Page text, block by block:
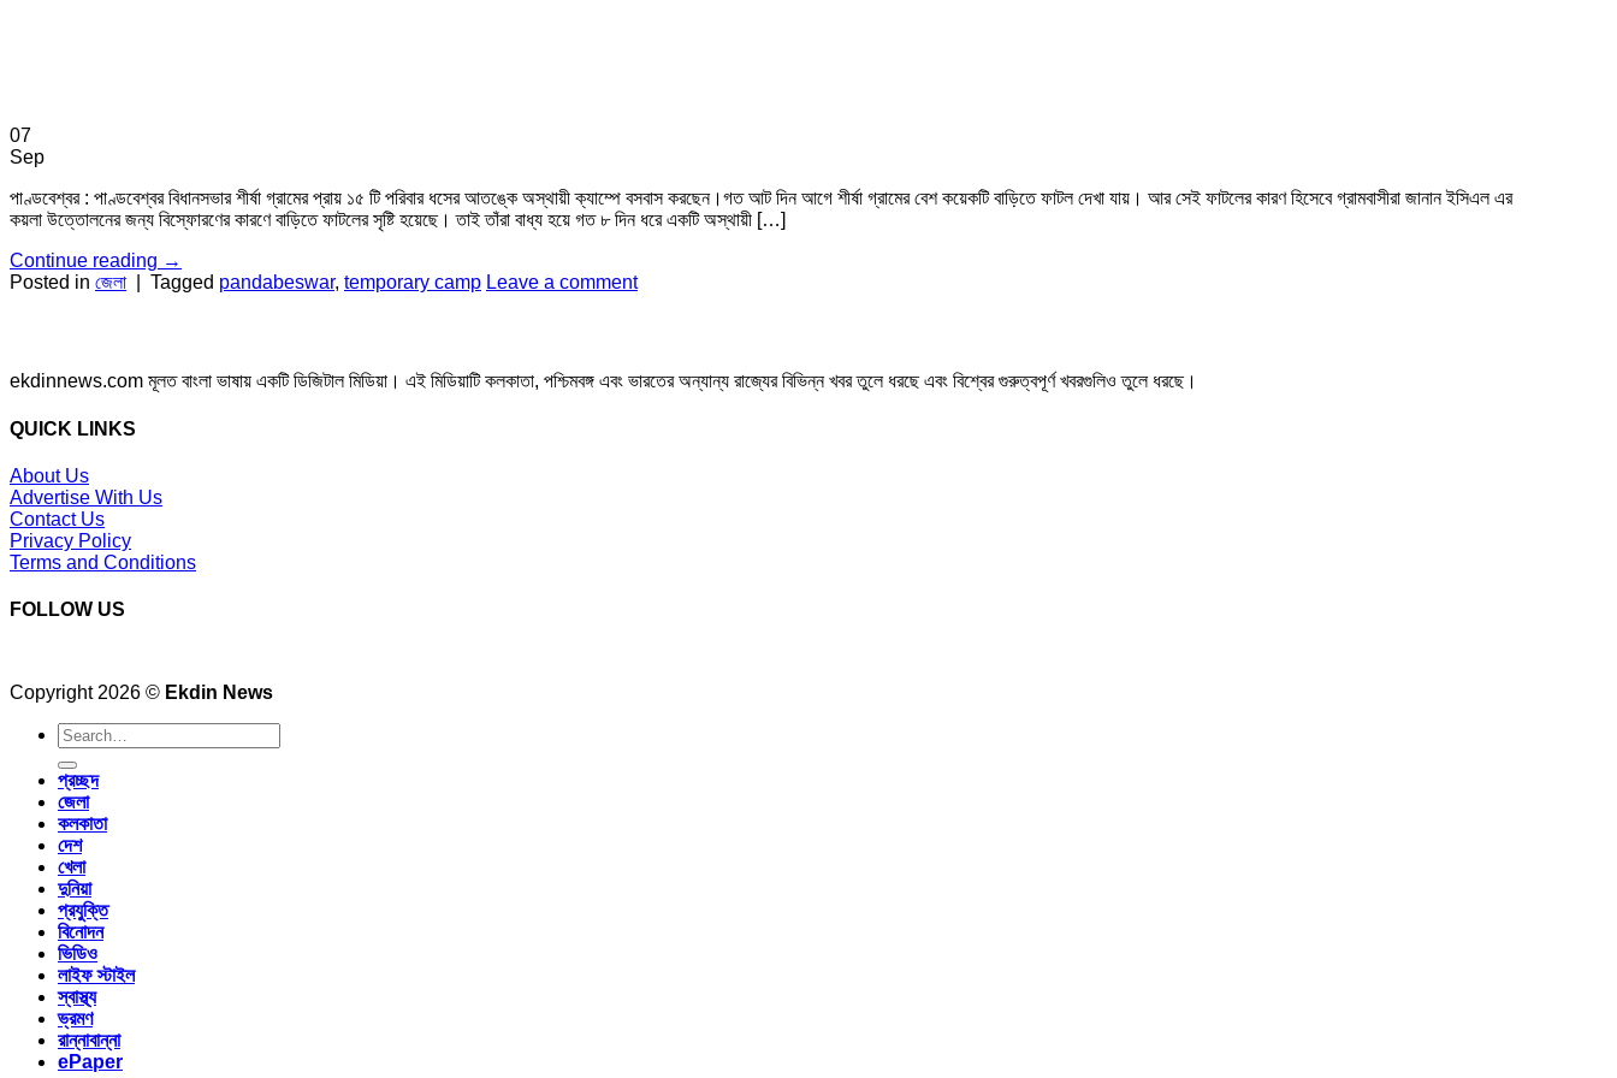
07
Sep
পাণ্ডবেশ্বর : পাণ্ডবেশ্বর বিধানসভার শীর্ষা গ্রামের প্রায় ১৫ টি পরিবার ধসের আতঙ্কে অস্থায়ী ক্যাম্পে বসবাস করছেন।গত আট দিন আগে শীর্ষা গ্রামের বেশ কয়েকটি বাড়িতে ফাটল দেখা যায়। আর সেই ফাটলের কারণ হিসেবে গ্রামবাসীরা জানান ইসিএল এর
কয়লা উত্তোলনের জন্য বিস্ফোরণের কারণে বাড়িতে ফাটলের সৃষ্টি হয়েছে। তাই তাঁরা বাধ্য হয়ে গত ৮ দিন ধরে একটি অস্থায়ী […]
Continue reading →
Posted in জেলা Tagged pandabeswar, temporary camp Leave a comment
ekdinnews.com মূলত বাংলা ভাষায় একটি ডিজিটাল মিডিয়া। এই মিডিয়াটি কলকাতা, পশ্চিমবঙ্গ এবং ভারতের অন্যান্য রাজ্যের বিভিন্ন খবর তুলে ধরছে এবং বিশ্বের গুরুত্বপূর্ণ খবরগুলিও তুলে ধরছে।
QUICK LINKS
About Us
Advertise With Us
Contact Us
Privacy Policy
Terms and Conditions
FOLLOW US
Copyright 2026 © Ekdin News
প্রচ্ছদ
জেলা
কলকাতা
দেশ
খেলা
দুনিয়া
প্রযুক্তি
বিনোদন
ভিডিও
লাইফ স্টাইল
স্বাস্থ্য
ভ্রমণ
রান্নাবান্না
ePaper